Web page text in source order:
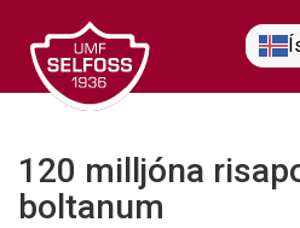
efni
120 milljóna
boltanum